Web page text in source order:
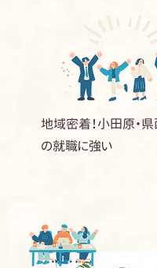
地域密着！小田原・県
の就職に強い